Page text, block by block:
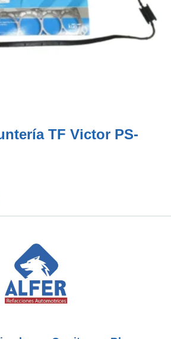
TF Victor PS-